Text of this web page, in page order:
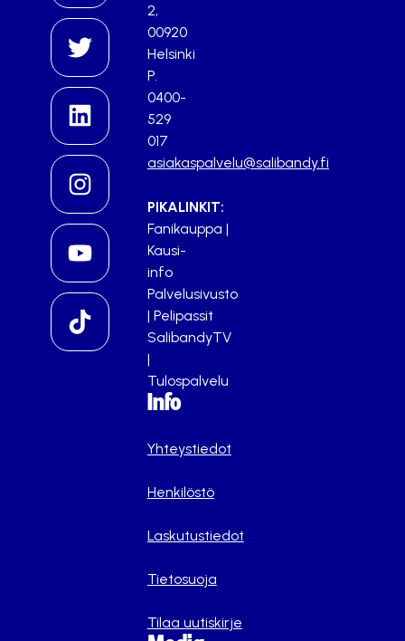
2,
00920
Helsinki
P.
0400-
529
017
asiakaspalvelu@salibandy.fi
PIKALINKIT:
Fanikauppa |
Kausi-
info
Palvelusivusto
| Pelipassit
SalibandyTV
|
Tulospalvelu
Info
Yhteystiedot
Henkilöstö
Laskutustiedot
Tietosuoja
Tilaa uutiskirje